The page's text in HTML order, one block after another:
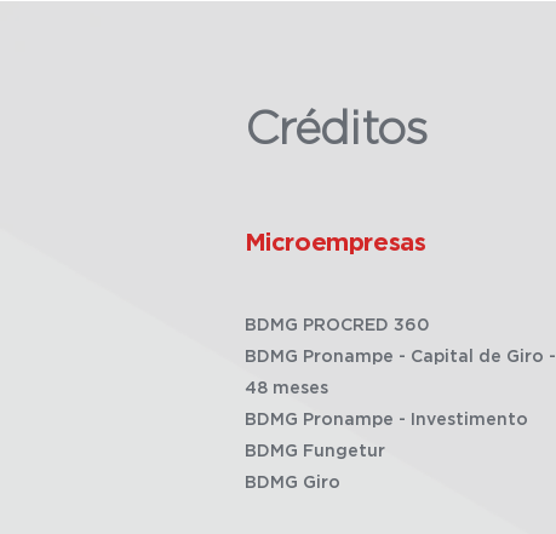
Créditos
Microempresas
BDMG PROCRED 360
BDMG Pronampe - Capital de Giro -
48 meses
BDMG Pronampe - Investimento
BDMG Fungetur
BDMG Giro